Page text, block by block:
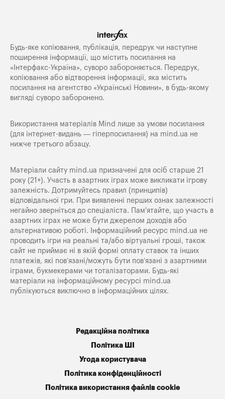
Будь-яке копiювання, публiкацiя, передрук чи наступне
поширення iнформацiї, що мiстить посилання на
«Iнтерфакс-Україна», суворо забороняється. Передрук,
копіювання або відтворення інформації, яка містить
посилання на агентство «Українські Новини», в будь-якому
вигляді суворо заборонено.
Використання матеріалів Mind лише за умови посилання
(для інтернет-видань — гіперпосилання) на mind.ua не
нижче третього абзацу.
Матеріали сайту mind.ua призначені для осіб старше 21
року (21+). Участь в азартних іграх може викликати ігрову
залежність. Дотримуйтесь правил (принципів)
відповідальної гри. При виявленні перших ознак залежності
негайно зверніться до спеціаліста. Пам'ятайте, що участь в
азартних іграх не може бути джерелом доходів або
альтернативою роботі. Інформаційний ресурс mind.ua не
проводить ігри на реальні та/або віртуальні гроші, також
сайт не приймає ні в якій формі оплату ставок та інших
платежів, які пов’язані/можуть бути пов’язані з азартними
іграми, букмекерами чи тоталізаторами. Будь-які
матеріали на інформаційному ресурсі mind.ua
публікуються виключно в інформаційних цілях.
Редакційна політика
Політика ШІ
Угода користувача
Політика конфіденційності
Політика використання файлів cookie